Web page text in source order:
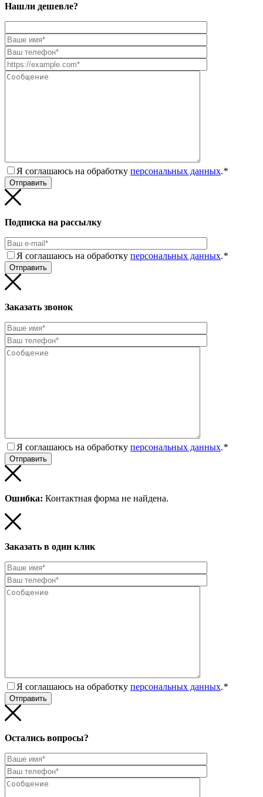
Нашли дешевле?
Я соглашаюсь на обработку персональных данных.*
Подписка на рассылку
Я соглашаюсь на обработку персональных данных.*
Заказать звонок
Я соглашаюсь на обработку персональных данных.*
Ошибка: Контактная форма не найдена.
Заказать в один клик
Я соглашаюсь на обработку персональных данных.*
Остались вопросы?